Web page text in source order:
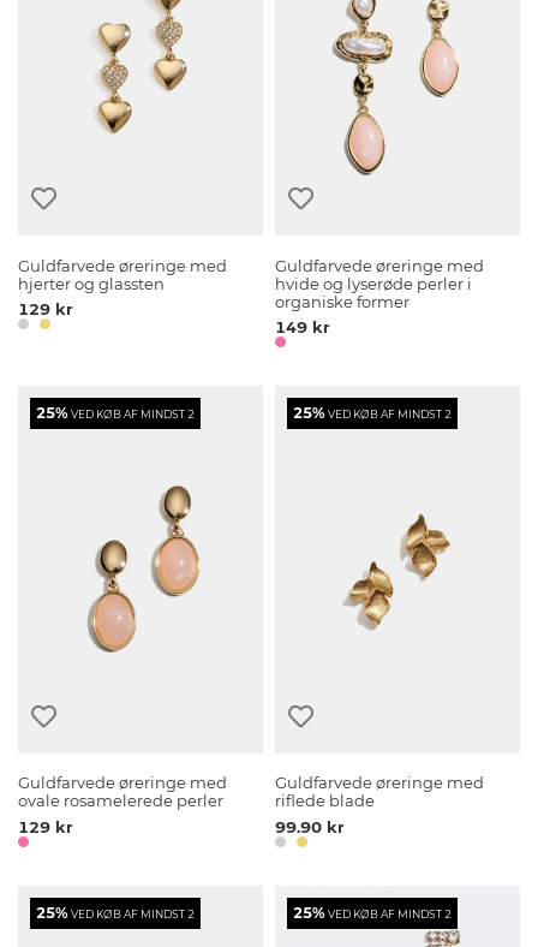
Guldfarvede øreringe med
hjerter og glassten
129 kr
Guldfarvede øreringe med
hvide og lyserøde perler i
organiske former
149 kr
25%VED KØB AF MINDST 2
Guldfarvede øreringe med
ovale rosamelerede perler
129 kr
25%VED KØB AF MINDST 2
Guldfarvede øreringe med
riflede blade
99.90 kr
25%VED KØB AF MINDST 2 25%VED KØB AF MINDST 2